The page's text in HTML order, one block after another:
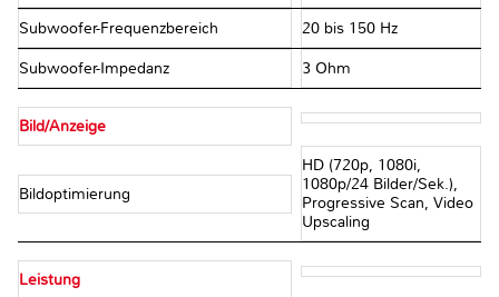
Subwoofer-Frequenzbereich 20 bis 150 Hz
Subwoofer-Impedanz 3 Ohm
Bild/Anzeige
Bildoptimierung
HD (720p, 1080i,
1080p/24 Bilder/Sek.),
Progressive Scan, Video
Upscaling
Leistung